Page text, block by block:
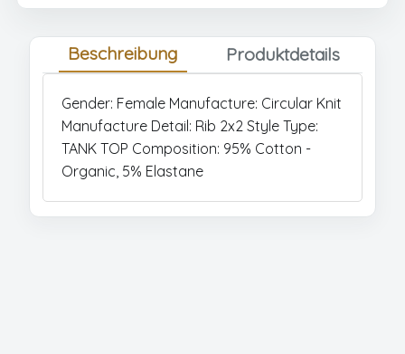
Beschreibung Produktdetails
Gender: Female Manufacture: Circular Knit
Manufacture Detail: Rib 2x2 Style Type:
TANK TOP Composition: 95% Cotton -
Organic, 5% Elastane